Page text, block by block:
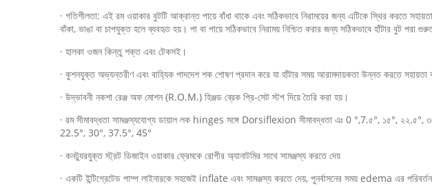
· গতিশীলতা: এই রম ওয়াকার বুটটি আক্রান্ত পায়ে বাঁধা থাকে এবং সঠিকভাবে নিরাময়ের জন্য এটিকে স্থির করতে
বাঁকা, ভাঙা বা চাপযুক্ত হলে ব্যবহৃত হয়। পা বা পায়ে সঠিকভাবে নিরাময় নিশ্চিত করার জন্য সঠিকভাবে হাঁটার বুট পরা
· হালকা ওজন কিন্তু শক্ত এবং টেকসই।
· কুশনযুক্ত অভ্যন্তরীণ এবং বাহ্যিক পাদদেশ শক শোষণ প্রদান করে যা হাঁটার সময় আরামদায়কতা উন্নত করতে সহায়তা
· উদ্ভাবনী নকশা রেঞ্জ অফ মোশন (R.O.M.) হিঞ্জড ব্রেক প্রি-সেট স্টপ দিয়ে তৈরি করা হয়।
· রম সীমাবদ্ধতা সামঞ্জস্যযোগ্য ডায়াল লক hinges সঙ্গে Dorsiflexion সীমাবদ্ধতা এঃ 0 °,7.৫°, ১৫°, ২২.৫°,
22.5°, 30°, 37.5°, 45°
· কনট্যুরযুক্ত স্ট্রট ডিজাইন ওয়াকার ফ্রেমকে রোগীর অ্যানাটমির সাথে সামঞ্জস্য করতে দেয়
· একটি ইন্টিগ্রেটেড পাম্প লাইনারকে সহজেই inflate এবং সামঞ্জস্য করতে দেয়, পুনর্বাসনের সময় edema এর